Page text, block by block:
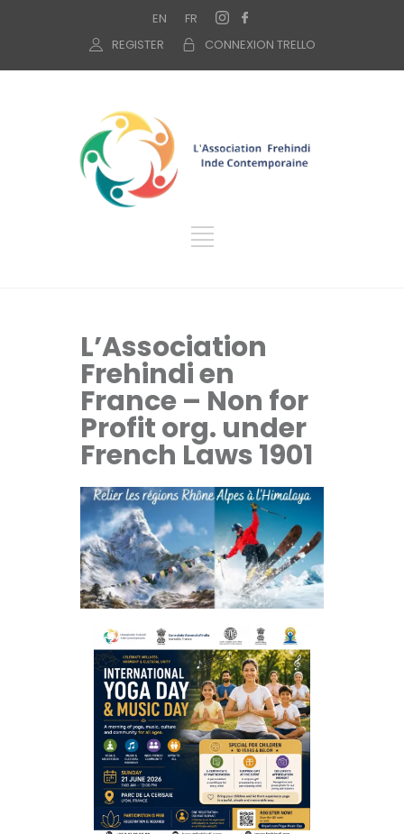
EN
FR
CONNEXION TRELLO
REGISTER
L’Association
Frehindi en
France – Non for
Profit org. under
French Laws 1901